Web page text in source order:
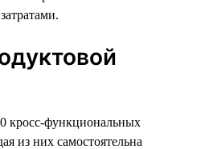
кросс-функциональных
из них самостоятельна